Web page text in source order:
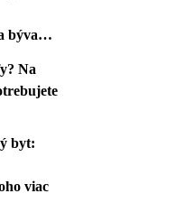
bývanie
Na
byt:
viac